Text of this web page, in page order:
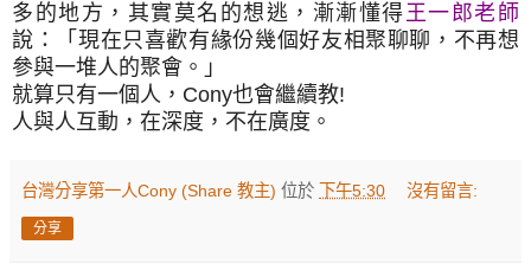
多的地方，其實莫名的想逃，漸漸懂得王一郎老師
說：「現在只喜歡有緣份幾個好友相聚聊聊，不再想
參與一堆人的聚會。」
就算只有一個人，Cony也會繼續教!
人與人互動，在深度，不在廣度。
台灣分享第一人Cony (Share 教主) 位於 下午5:30 沒有留言:
分享